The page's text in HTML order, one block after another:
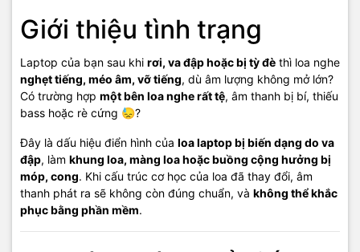
Giới thiệu tình trạng
Laptop của bạn sau khi rơi, va đập hoặc bị tỳ đè thì loa nghe
nghẹt tiếng, méo âm, vỡ tiếng, dù âm lượng không mở lớn?
Có trường hợp một bên loa nghe rất tệ, âm thanh bị bí, thiếu
bass hoặc rè cứng 😓?
Đây là dấu hiệu điển hình của loa laptop bị biến dạng do va
đập, làm khung loa, màng loa hoặc buồng cộng hưởng bị
móp, cong. Khi cấu trúc cơ học của loa đã thay đổi, âm
thanh phát ra sẽ không còn đúng chuẩn, và không thể khắc
phục bằng phần mềm.
Giá tham khảo
- Thay loa laptop thường: 350.000 – 2.000.000đ
- Dòng mỏng, Ultrabook, MacBook:800.000 – 4.000.000đ
(Giá chính xác sau khi kiểm tra theo model máy.)
Thông tin liên hệ
📍Cơ sở 1:121 Nguyễn Trung Trực, Khu phố 4, P. Dương Đông,
TP. Phú Quốc, Kiên Giang